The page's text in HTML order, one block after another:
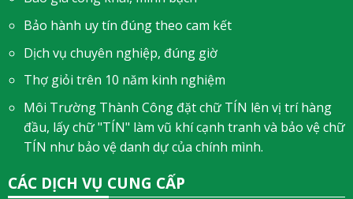
Bảo hành uy tín đúng theo cam kết
Dịch vụ chuyên nghiệp, đúng giờ
Thợ giỏi trên 10 năm kinh nghiệm
Môi Trường Thành Công đặt chữ TÍN lên vị trí hàng
đầu, lấy chữ "TÍN" làm vũ khí cạnh tranh và bảo vệ chữ
TÍN như bảo vệ danh dự của chính mình.
CÁC DỊCH VỤ CUNG CẤP